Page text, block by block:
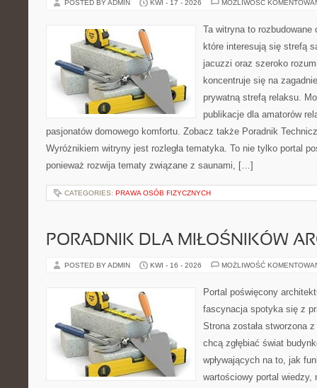
POSTED BY ADMIN KWI - 17 - 2026 MOŻLIWOŚĆ
Ta witryna to
które interesują się strefą
jacuzzi oraz szeroko
koncentruje się na
prywatną strefą relaksu.
publikacje dla amatorów
pasjonatów domowego komfortu. Zobacz także Poradnik
Wyróżnikiem witryny jest rozległa tematyka. To nie tylko portal
ponieważ rozwija tematy związane z saunami, […]
CATEGORIES: PRAWA OSÓB FIZYCZNYCH
PORADNIK DLA MIŁOŚNIKÓW
POSTED BY ADMIN KWI - 16 - 2026 MOŻLIWOŚĆ
Portal poświęcony
fascynacja spotyka się z
Strona została stworzona
chcą zgłębiać świat
wpływających na to, jak
wartościowy portal